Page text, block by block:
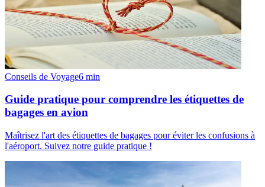
Conseils de Voyage6 min
Guide pratique pour comprendre les étiquettes de
bagages en avion
Maîtrisez l'art des étiquettes de bagages pour éviter les confusions à
l'aéroport. Suivez notre guide pratique !